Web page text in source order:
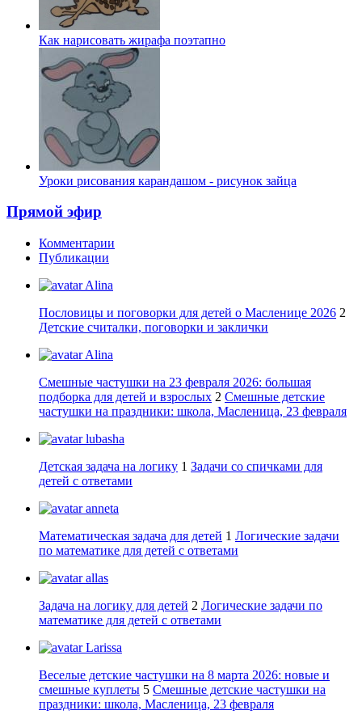
Как нарисовать жирафа поэтапно
Уроки рисования карандашом - рисунок зайца
Прямой эфир
Комментарии
Публикации
Alina
Пословицы и поговорки для детей о Масленице 2026 2
Детские считалки, поговорки и заклички
Alina
Смешные частушки на 23 февраля 2026: большая
подборка для детей и взрослых 2 Смешные детские
частушки на праздники: школа, Масленица, 23 февраля
lubasha
Детская задача на логику 1 Задачи со спичками для
детей с ответами
anneta
Математическая задача для детей 1 Логические задачи
по математике для детей с ответами
allas
Задача на логику для детей 2 Логические задачи по
математике для детей с ответами
Larissa
Веселые детские частушки на 8 марта 2026: новые и
смешные куплеты 5 Смешные детские частушки на
праздники: школа, Масленица, 23 февраля